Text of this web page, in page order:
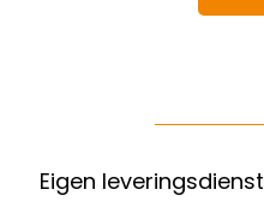
Eigen leveringsdienst